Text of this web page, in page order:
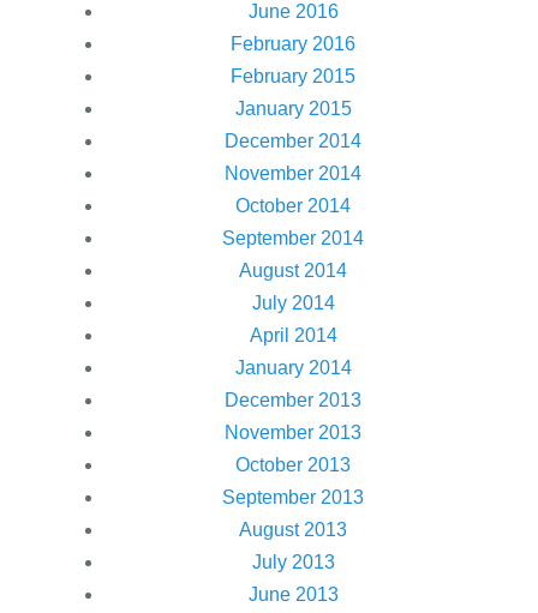
June 2016
February 2016
February 2015
January 2015
December 2014
November 2014
October 2014
September 2014
August 2014
July 2014
April 2014
January 2014
December 2013
November 2013
October 2013
September 2013
August 2013
July 2013
June 2013